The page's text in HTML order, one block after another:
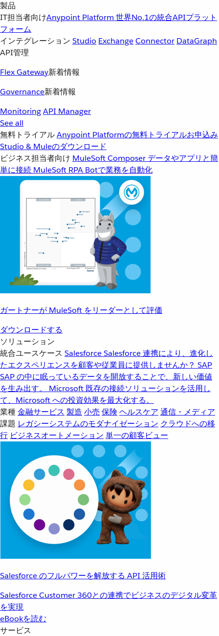
製品
IT担当者向けAnypoint Platform 世界No.1の統合APIプラット
フォーム
インテグレーション Studio ExchangeConnector DataGraph
API管理
Flex Gateway新着情報
Governance新着情報
MonitoringAPI Manager
See all
無料トライアルAnypoint Platformの無料トライアルお申込み
Studio & Muleのダウンロード
ビジネス担当者向け MuleSoft Composer データやアプリと簡
単に接続 MuleSoft RPA Botで業務を自動化
ガートナーが MuleSoft をリーダーとして評価
ダウンロードする
ソリューション
統合ユースケース SalesforceSalesforce 連携により、進化し
たエクスペリエンスを顧客や従業員に提供しませんか？ SAP
SAP の中に眠っているデータを開放することで、新しい価値
を生み出す。
Microsoft 既存の接続ソリューションを活用し
て、Microsoft への投資効果を最大化する。
業種金融サービス 製造 小売 保険 ヘルスケア 通信・メディア
課題 レガシーシステムのモダナイゼーション クラウドへの移
行 ビジネスオートメーション 単一の顧客ビュー
Salesforce のフルパワーを解放する API 活用術
Salesforce Customer 360との連携でビジネスのデジタル変革
を実現
eBookを読む
サービス